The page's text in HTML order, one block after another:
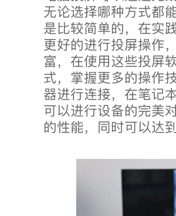
无论选择哪种方式都
是比较简单的，在实
更好的进行投屏操作
富，在使用这些投屏
式，掌握更多的操作
器进行连接，在笔记
可以进行设备的完美
的性能，同时可以达